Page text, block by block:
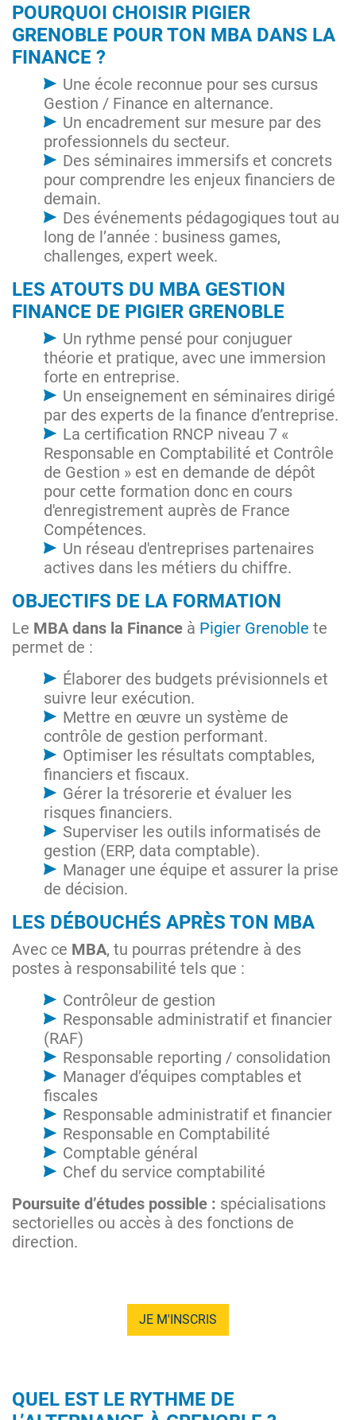
POURQUOI CHOISIR PIGIER
GRENOBLE POUR TON MBA DANS LA
FINANCE ?
Une école reconnue pour ses cursus
Gestion / Finance en alternance.
Un encadrement sur mesure par des
professionnels du secteur.
Des séminaires immersifs et concrets
pour comprendre les enjeux financiers de
demain.
Des événements pédagogiques tout au
long de l’année : business games,
challenges, expert week.
LES ATOUTS DU MBA GESTION
FINANCE DE PIGIER GRENOBLE
Un rythme pensé pour conjuguer
théorie et pratique, avec une immersion
forte en entreprise.
Un enseignement en séminaires dirigé
par des experts de la finance d’entreprise.
La certification RNCP niveau 7 «
Responsable en Comptabilité et Contrôle
de Gestion » est en demande de dépôt
pour cette formation donc en cours
d'enregistrement auprès de France
Compétences.
Un réseau d'entreprises partenaires
actives dans les métiers du chiffre.
OBJECTIFS DE LA FORMATION
Le MBA dans la Finance à Pigier Grenoble te
permet de :
Élaborer des budgets prévisionnels et
suivre leur exécution.
Mettre en œuvre un système de
contrôle de gestion performant.
Optimiser les résultats comptables,
financiers et fiscaux.
Gérer la trésorerie et évaluer les
risques financiers.
Superviser les outils informatisés de
gestion (ERP, data comptable).
Manager une équipe et assurer la prise
de décision.
LES DÉBOUCHÉS APRÈS TON MBA
Avec ce MBA, tu pourras prétendre à des
postes à responsabilité tels que :
Contrôleur de gestion
Responsable administratif et financier
(RAF)
Responsable reporting / consolidation
Manager d’équipes comptables et
fiscales
Responsable administratif et financier
Responsable en Comptabilité
Comptable général
Chef du service comptabilité
Poursuite d’études possible : spécialisations
sectorielles ou accès à des fonctions de
direction.
JE M'INSCRIS
QUEL EST LE RYTHME DE